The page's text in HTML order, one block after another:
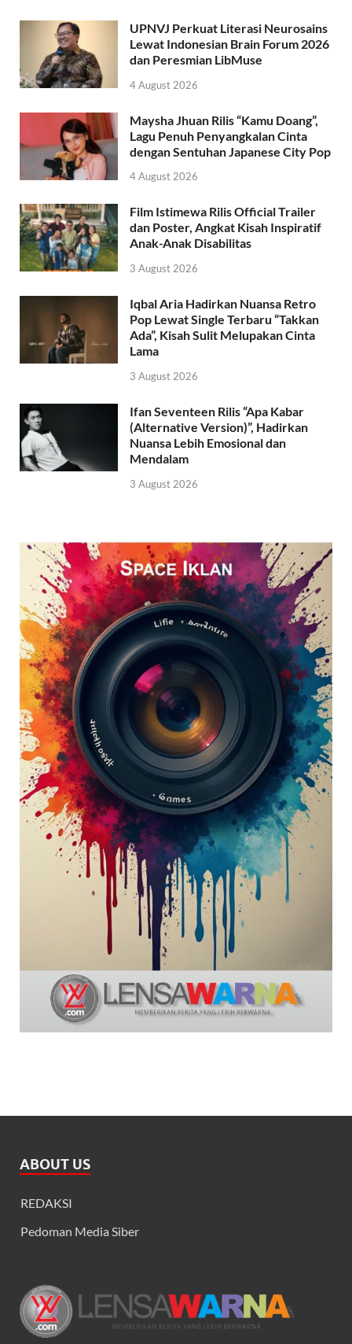
UPNVJ Perkuat Literasi Neurosains
Lewat Indonesian Brain Forum 2026
dan Peresmian LibMuse
4 August 2026
Maysha Jhuan Rilis “Kamu Doang”,
Lagu Penuh Penyangkalan Cinta
dengan Sentuhan Japanese City Pop
4 August 2026
Film Istimewa Rilis Official Trailer
dan Poster, Angkat Kisah Inspiratif
Anak-Anak Disabilitas
3 August 2026
Iqbal Aria Hadirkan Nuansa Retro
Pop Lewat Single Terbaru “Takkan
Ada”, Kisah Sulit Melupakan Cinta
Lama
3 August 2026
Ifan Seventeen Rilis “Apa Kabar
(Alternative Version)”, Hadirkan
Nuansa Lebih Emosional dan
Mendalam
3 August 2026
ABOUT US
REDAKSI
Pedoman Media Siber